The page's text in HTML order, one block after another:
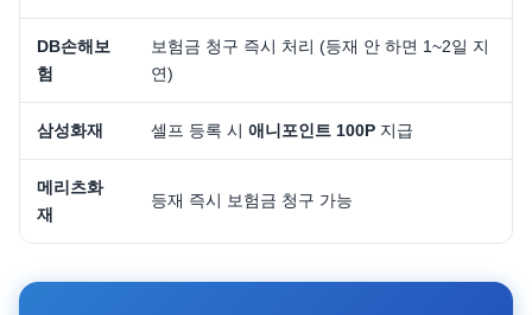
DB손해보
험
보험금 청구 즉시 처리 (등재 안 하면 1~2일 지
연)
삼성화재 셀프 등록 시 애니포인트 100P 지급
메리츠화
재
등재 즉시 보험금 청구 가능